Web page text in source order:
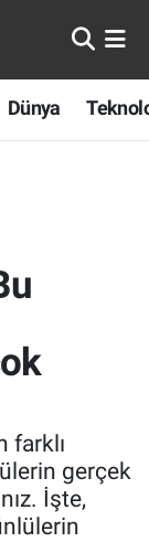
Dünya
farklı
gerçek
İşte,